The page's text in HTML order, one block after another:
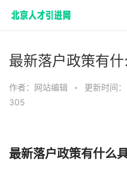
最新落户政策有
作者：网站编辑 • 更新时间
305
最新落户政策有什么